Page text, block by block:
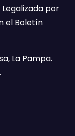
por
el Boletín
La Pampa.